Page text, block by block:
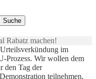
Rabatz machen!
im
Prozess. Wir wollen dem
den Tag der
teilnehmen,